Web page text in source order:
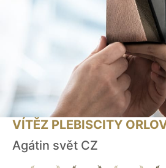
VÍTĚZ PLEBISCITY
Agátin svět CZ